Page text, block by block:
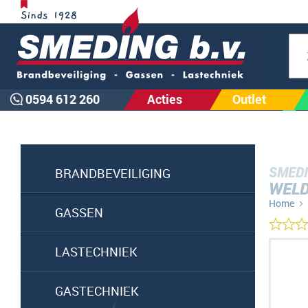
0594 612 260 Acties Outlet
BRANDBEVEILIGING
GASSEN
LASTECHNIEK
GASTECHNIEK
Home
Ga